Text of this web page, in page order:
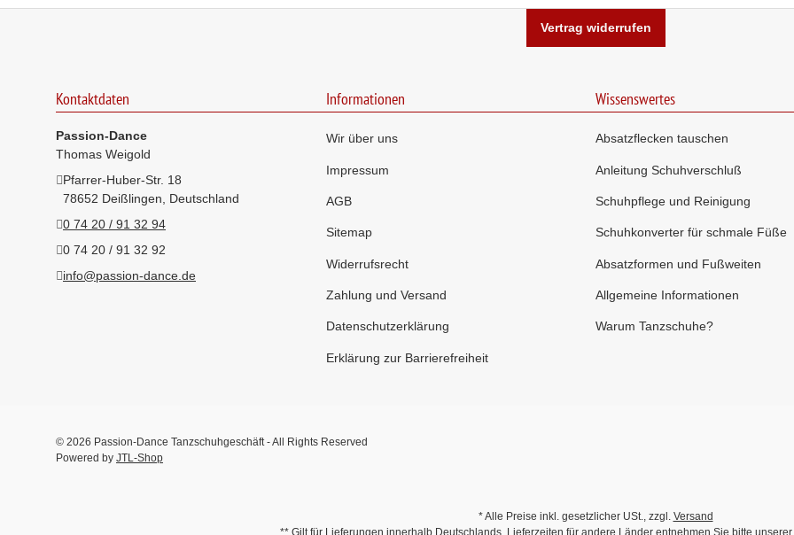
Vertrag widerrufen
Kontaktdaten
Passion-Dance
Thomas Weigold
Pfarrer-Huber-Str. 18
78652 Deißlingen, Deutschland
0 74 20 / 91 32 94
0 74 20 / 91 32 92
info@passion-dance.de
Informationen
Wir über uns
Impressum
AGB
Sitemap
Widerrufsrecht
Zahlung und Versand
Datenschutzerklärung
Erklärung zur Barrierefreiheit
Wissenswertes
Absatzflecken tauschen
Anleitung Schuhverschluß
Schuhpflege und Reinigung
Schuhkonverter für schmale Füße
Absatzformen und Fußweiten
Allgemeine Informationen
Warum Tanzschuhe?
© 2026 Passion-Dance Tanzschuhgeschäft - All Rights Reserved
Powered by JTL-Shop
* Alle Preise inkl. gesetzlicher USt., zzgl. Versand
** Gilt für Lieferungen innerhalb Deutschlands, Lieferzeiten für andere Länder entnehmen Sie bitte unserer